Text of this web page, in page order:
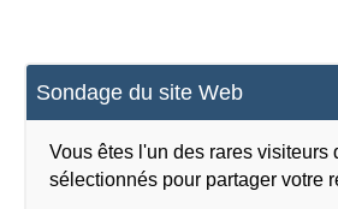
Sondage du site Web
Vous êtes l'un des rares visiteurs
sélectionnés pour partager votre